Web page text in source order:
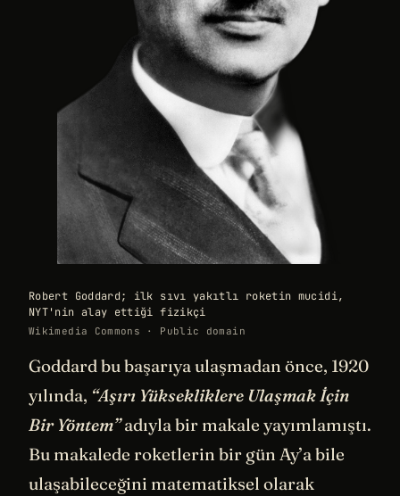
Robert Goddard; ilk sıvı yakıtlı roketin mucidi,
NYT'nin alay ettiği fizikçi
Wikimedia Commons · Public domain
Goddard bu başarıya ulaşmadan önce, 1920
yılında, “Aşırı Yüksekliklere Ulaşmak İçin
Bir Yöntem”adıyla bir makale yayımlamıştı.
Bu makalede roketlerin bir gün Ay’a bile
ulaşabileceğini matematiksel olarak